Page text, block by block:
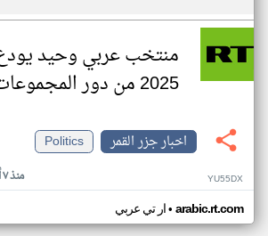
منتخب عربي وحيد
2025 من دور المجموعات
اخبار جزر القمر
Politics
منذ ٧ أشهر YU55DX
ار تي عربي• arabic.rt.com